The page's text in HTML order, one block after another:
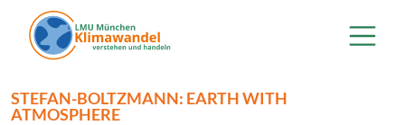
Direkt zum Inhalt
STEFAN-BOLTZMANN: EARTH WITH
ATMOSPHERE